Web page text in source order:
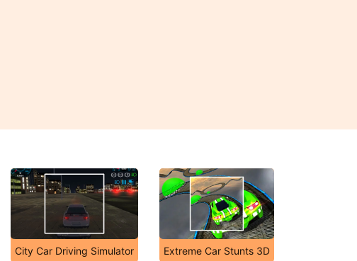
City Car Driving Simulator Extreme Car Stunts 3D